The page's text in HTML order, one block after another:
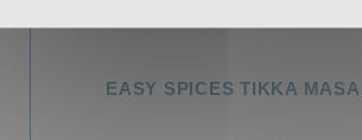
EASY SPICES TIKKA